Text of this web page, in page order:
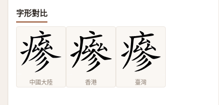
字形對比
中國大陸 香港 臺灣